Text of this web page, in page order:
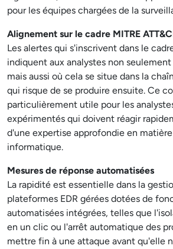
pour les équipes chargées de la
Alignement sur le cadre MITRE
Les alertes qui s'inscrivent dans le
indiquent aux analystes non seulement
mais aussi où cela se situe dans la
qui risque de se produire ensuite. Ce
particulièrement utile pour les
expérimentés qui doivent réagir
d'une expertise approfondie en
informatique.
Mesures de réponse automatisées
La rapidité est essentielle dans la
plateformes EDR gérées dotées de
automatisées intégrées, telles que
en un clic ou l'arrêt automatique des
mettre fin à une attaque avant qu'elle